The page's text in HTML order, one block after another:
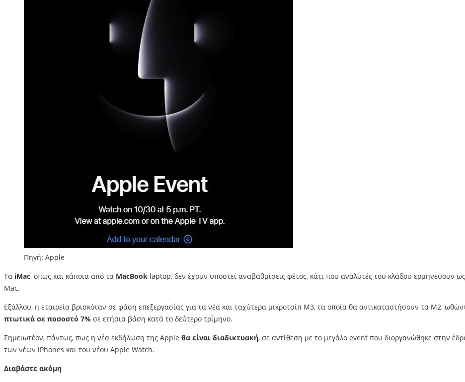
Πηγή: Apple
Τα iMac, όπως και κάποια από τα MacBook laptop, δεν έχουν υποστεί αναβαθμίσεις φέτος, κάτι που αναλυτές του κλάδου ερμηνεύουν
Mac.
Εξάλλου, η εταιρεία βρισκόταν σε φάση επεξεργασίας για τα νέα και ταχύτερα μικροτσίπ M3, τα οποία θα αντικαταστήσουν τα Μ2,
πτωτικά σε ποσοστό 7% σε ετήσια βάση κατά το δεύτερο τρίμηνο.
Σημειωτέον, πάντως, πως η νέα εκδήλωση της Apple θα είναι διαδικτυακή, σε αντίθεση με το μεγάλο event που διοργανώθηκε στην
των νέων iPhones και του νέου Apple Watch.
Διαβάστε ακόμη